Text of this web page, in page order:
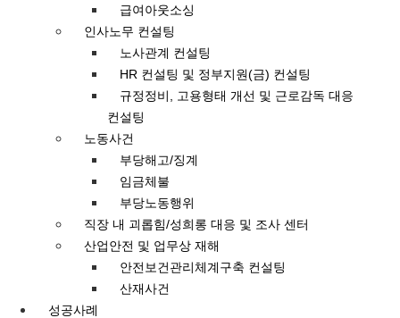
급여아웃소싱
인사노무 컨설팅
노사관계 컨설팅
HR 컨설팅 및 정부지원(금) 컨설팅
규정정비, 고용형태 개선 및 근로감독 대응
컨설팅
노동사건
부당해고/징계
임금체불
부당노동행위
직장 내 괴롭힘/성희롱 대응 및 조사 센터
산업안전 및 업무상 재해
안전보건관리체계구축 컨설팅
산재사건
성공사례